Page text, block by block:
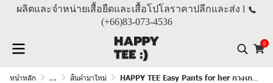
ผลิตและจำหน่ายเสื้อยืดและเสื้อโปโลราคาปลีกและส่ง l
(+66)83-073-4536
0
หน้าหลัก ... สินค้ามาใหม่ HAPPY TEE Easy Pants for her กางเกงขายาวผู้หญิง "สีครีม"